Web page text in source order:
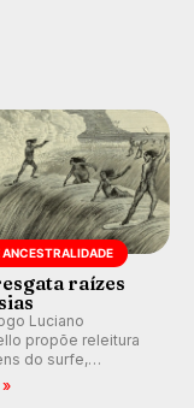
ANCESTRALIDADE
raízes
Luciano
propõe releitura
do surfe,
a cultura polinésia